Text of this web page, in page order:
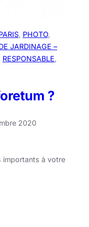
, PHOTO
JARDINAGE –
RESPONSABLE
?
2020
importants à votre